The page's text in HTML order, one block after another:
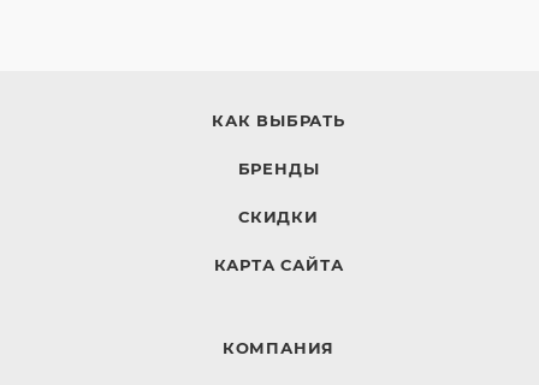
КАК ВЫБРАТЬ
БРЕНДЫ
СКИДКИ
КАРТА САЙТА
КОМПАНИЯ